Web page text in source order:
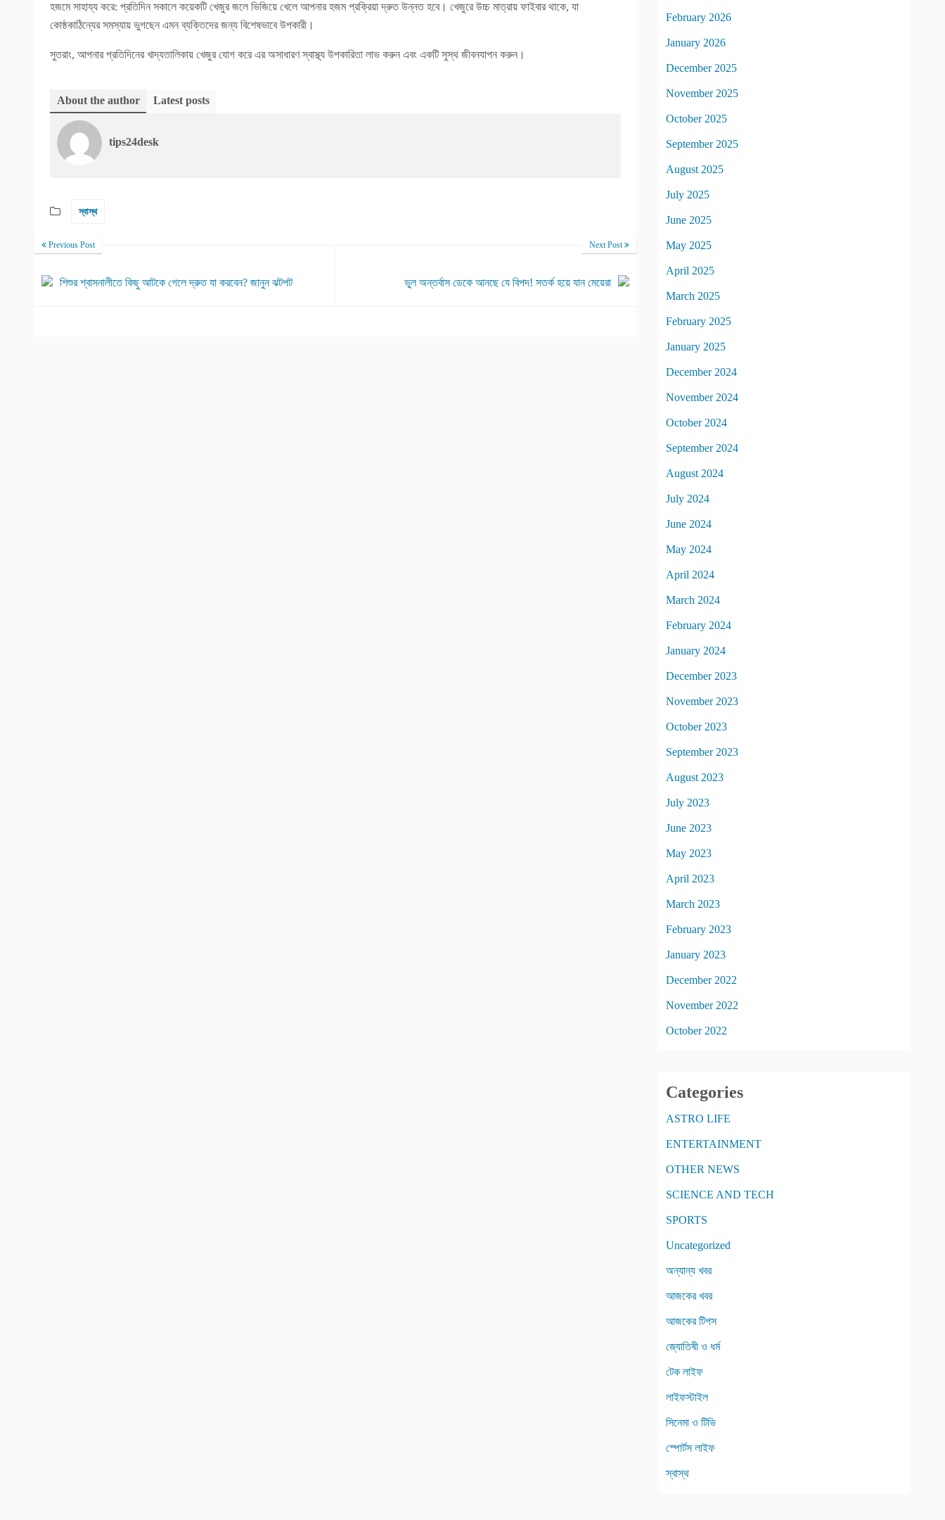
হজমে সাহায্য করে: প্রতিদিন সকালে কয়েকটি খেজুর জলে ভিজিয়ে খেলে আপনার হজম প্রক্রিয়া দ্রুত উন্নত হবে। খেজুরে উচ্চ মাত্রায় ফাইবার থাকে, যা
কোষ্ঠকাঠিন্যের সমস্যায় ভুগছেন এমন ব্যক্তিদের জন্য বিশেষভাবে উপকারী।
সুতরাং, আপনার প্রতিদিনের খাদ্যতালিকায় খেজুর যোগ করে এর অসাধারণ স্বাস্থ্য উপকারিতা লাভ করুন এবং একটি সুস্থ জীবনযাপন করুন।
About the author Latest posts
tips24desk
স্বাস্থ
Previous Post
শিশুর শ্বাসনালীতে কিছু আটকে গেলে দ্রুত যা করবেন? জানুন ঝটপট
Next Post
ভুল অন্তর্বাস ডেকে আনছে যে বিপদ! সতর্ক হয়ে যান মেয়েরা
February 2026
January 2026
December 2025
November 2025
October 2025
September 2025
August 2025
July 2025
June 2025
May 2025
April 2025
March 2025
February 2025
January 2025
December 2024
November 2024
October 2024
September 2024
August 2024
July 2024
June 2024
May 2024
April 2024
March 2024
February 2024
January 2024
December 2023
November 2023
October 2023
September 2023
August 2023
July 2023
June 2023
May 2023
April 2023
March 2023
February 2023
January 2023
December 2022
November 2022
October 2022
Categories
ASTRO LIFE
ENTERTAINMENT
OTHER NEWS
SCIENCE AND TECH
SPORTS
Uncategorized
অন্যান্য খবর
আজকের খবর
আজকের টিপস
জ্যোতিষী ও ধর্ম
টেক লাইফ
লাইফস্টাইল
সিনেমা ও টিভি
স্পোর্টস লাইফ
স্বাস্থ